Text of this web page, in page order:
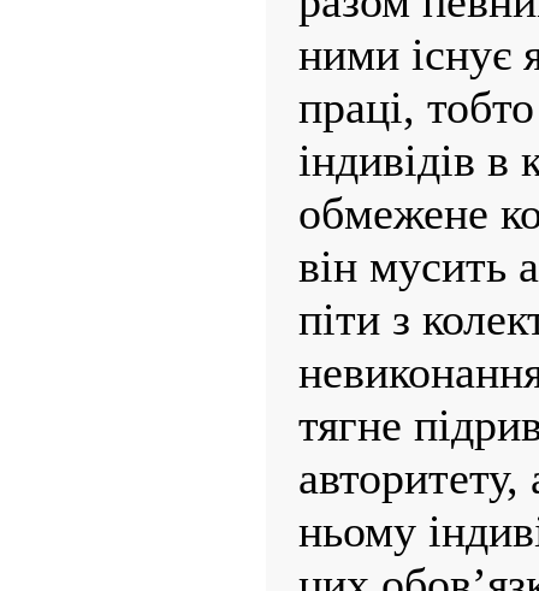
ними існує
праці,
індивідів в
обмежене
він мусить
піти з
тягне
ньому